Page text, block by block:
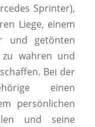
Sprinter),
Liege, einem
und getönten
wahren und
Bei der
einen
persönlichen
und seine